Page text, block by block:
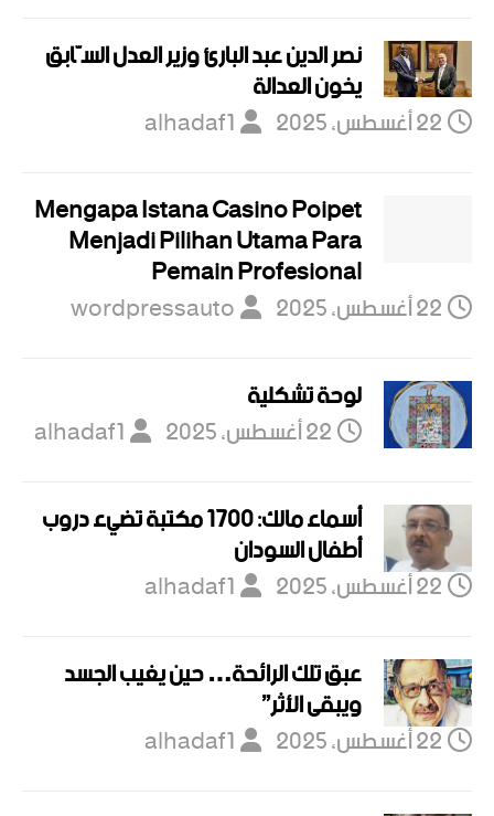
نصر الدين عبد البارئ وزير العدل السّابق
يخون العدالة
22 أغسطس، 2025
alhadaf1
Mengapa Istana Casino Poipet
Menjadi Pilihan Utama Para
Pemain Profesional
22 أغسطس، 2025
wordpressauto
لوحة تشكلية
22 أغسطس، 2025
alhadaf1
أسماء مالك: 1700 مكتبة تضيء دروب
أطفال السودان
22 أغسطس، 2025
alhadaf1
عبق تلك الرائحة… حين يغيب الجسد
ويبقى الأثر”
22 أغسطس، 2025
alhadaf1